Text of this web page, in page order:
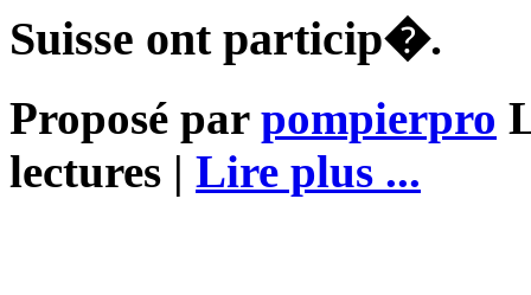
Suisse ont particip�.
Proposé par pompierpro
lectures | Lire plus ...